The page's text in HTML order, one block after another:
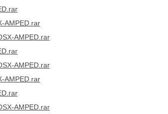
AMPED.rar
AMPED.rar
AMPED.rar
AMPED.rar
AMPED.rar